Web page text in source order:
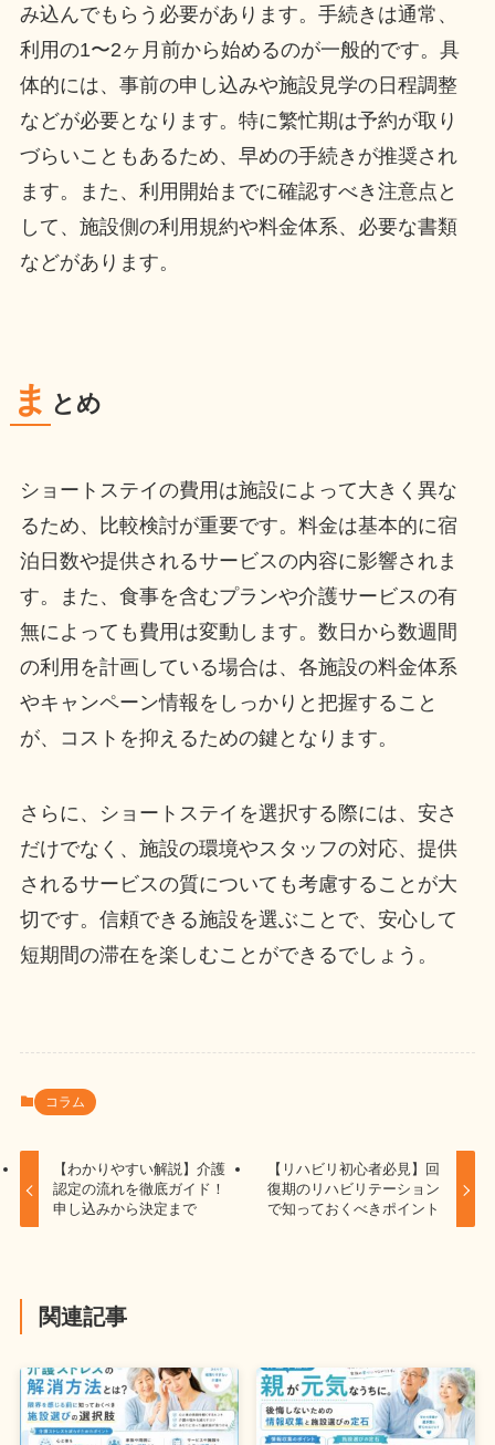
み込んでもらう必要があります。手続きは通常、
利用の1〜2ヶ月前から始めるのが一般的です。具
体的には、事前の申し込みや施設見学の日程調整
などが必要となります。特に繁忙期は予約が取り
づらいこともあるため、早めの手続きが推奨され
ます。また、利用開始までに確認すべき注意点と
して、施設側の利用規約や料金体系、必要な書類
などがあります。
ま とめ
ショートステイの費用は施設によって大きく異な
るため、比較検討が重要です。料金は基本的に宿
泊日数や提供されるサービスの内容に影響されま
す。また、食事を含むプランや介護サービスの有
無によっても費用は変動します。数日から数週間
の利用を計画している場合は、各施設の料金体系
やキャンペーン情報をしっかりと把握すること
が、コストを抑えるための鍵となります。
さらに、ショートステイを選択する際には、安さ
だけでなく、施設の環境やスタッフの対応、提供
されるサービスの質についても考慮することが大
切です。信頼できる施設を選ぶことで、安心して
短期間の滞在を楽しむことができるでしょう。
コラム
【わかりやすい解説】介護
認定の流れを徹底ガイド！
申し込みから決定まで
【リハビリ初心者必見】回
復期のリハビリテーション
で知っておくべきポイント
関連記事